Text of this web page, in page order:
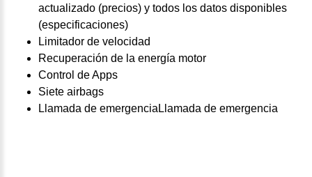
actualizado (precios) y todos los datos disponibles
(especificaciones)
Limitador de velocidad
Recuperación de la energía motor
Control de Apps
Siete airbags
Llamada de emergenciaLlamada de emergencia